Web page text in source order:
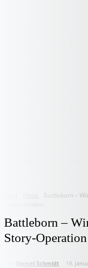
Battleborn –
Battleborn –
Story-
Marcel Schmidt 19.